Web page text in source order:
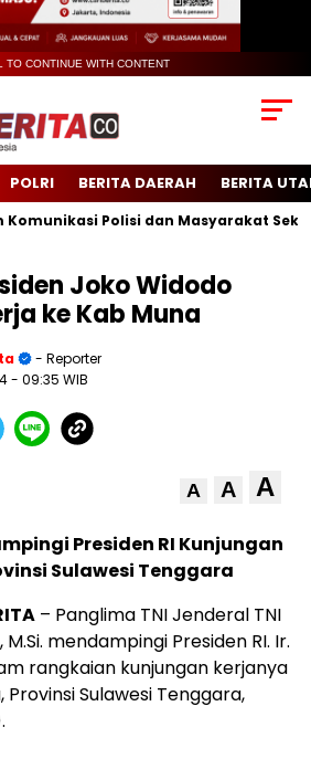
TO CONTINUE WITH CONTENT
POLRI BERITA DAERAH BERITA
Polisi dan Masyarakat Sekolah
Joko Widodo
ke Kab Muna
- Reporter
- 09:35 WIB
A A A
Presiden RI Kunjungan
Sulawesi Tenggara
– Panglima TNI Jenderal TNI
M.Si. mendampingi Presiden RI. Ir.
rangkaian kunjungan kerjanya
Sulawesi Tenggara,